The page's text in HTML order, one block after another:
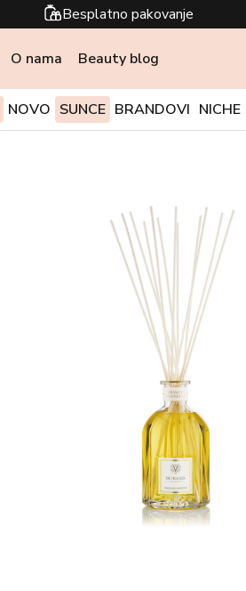
Besplatno pakovanje
O nama Beauty blog
NOVO SUNCE BRANDOVI NICHE